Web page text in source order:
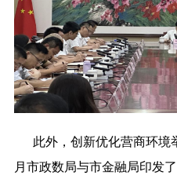
此外，创新优化营商环境
月市政数局与市金融局印发